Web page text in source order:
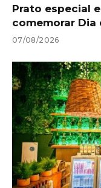
Prato especial
comemorar Dia
07/08/2026